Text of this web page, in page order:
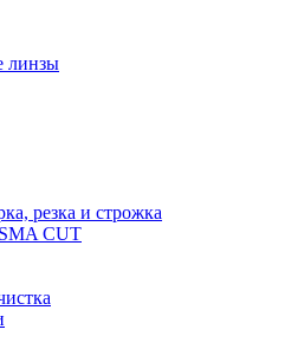
линзы
резка и строжка
CUT